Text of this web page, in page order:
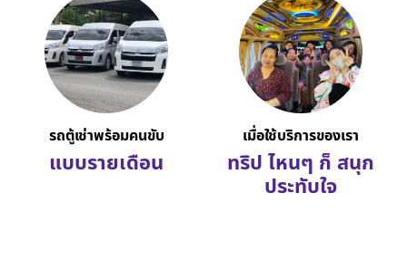
รถตู้เช่าพร้อมคนขับ
แบบรายเดือน
เมื่อใช้บริการของเรา
ทริป ไหนๆ ก็ สนุก
ประทับใจ